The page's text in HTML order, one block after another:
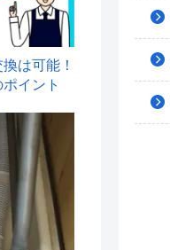
は可能！
イント